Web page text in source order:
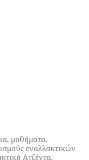
μαθήματα,
εναλλακτικών
Ατζέντα.